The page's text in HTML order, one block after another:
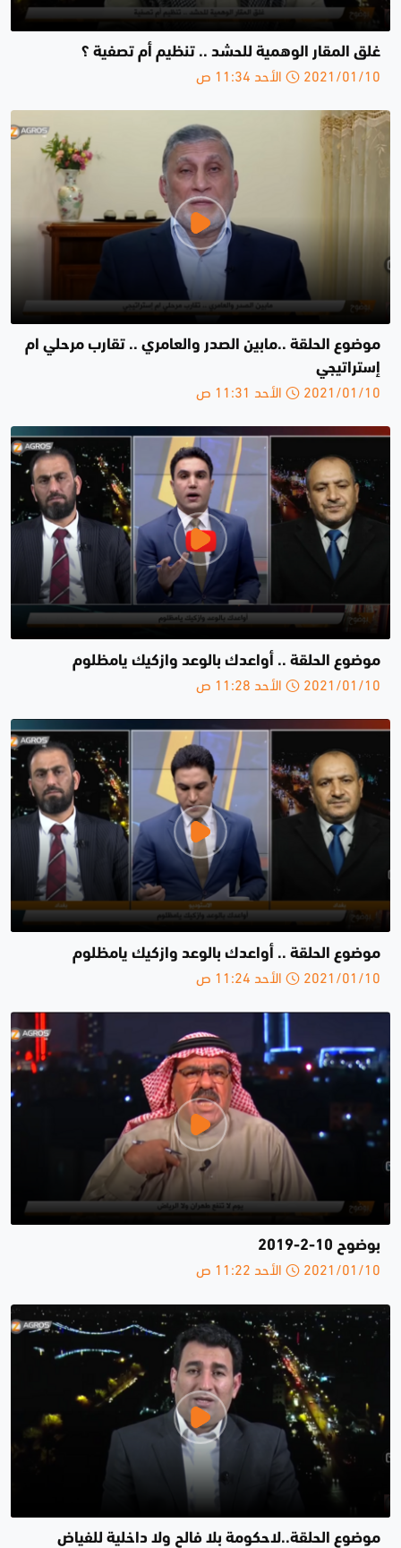
غلق المقار الوهمية للحشد .. تنظيم أم تصفية ؟
2021/01/10 الأحد 11:34 ص
موضوع الحلقة ..مابين الصدر والعامري .. تقارب مرحلي ام
إستراتيجي
2021/01/10 الأحد 11:31 ص
موضوع الحلقة .. أواعدك بالوعد وازكيك يامظلوم
2021/01/10 الأحد 11:28 ص
موضوع الحلقة .. أواعدك بالوعد وازكيك يامظلوم
2021/01/10 الأحد 11:24 ص
بوضوح 10-2-2019
2021/01/10 الأحد 11:22 ص
موضوع الحلقة..لاحكومة بلا فالح ولا داخلية للفياض